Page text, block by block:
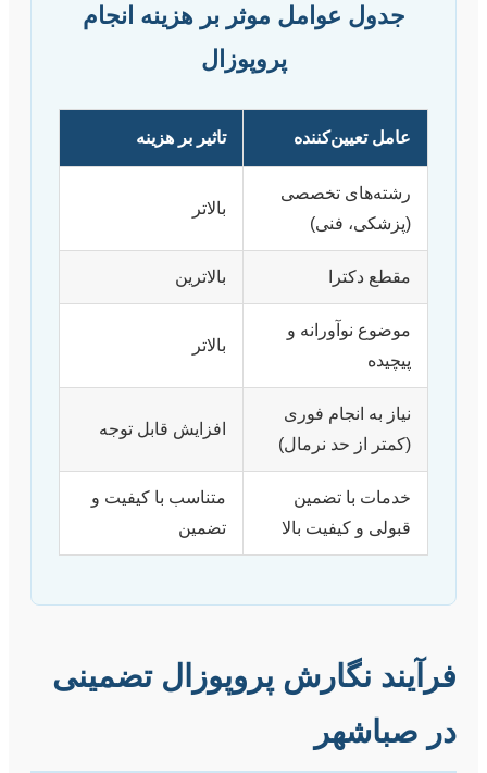
جدول عوامل موثر بر هزینه انجام
پروپوزال
عامل تعیین‌کننده تاثیر بر هزینه
رشته‌های تخصصی
(پزشکی، فنی)
بالاتر
مقطع دکترا بالاترین
موضوع نوآورانه و
پیچیده
بالاتر
نیاز به انجام فوری
(کمتر از حد نرمال)
افزایش قابل توجه
خدمات با تضمین
قبولی و کیفیت بالا
متناسب با کیفیت و
تضمین
فرآیند نگارش پروپوزال تضمینی
در صباشهر